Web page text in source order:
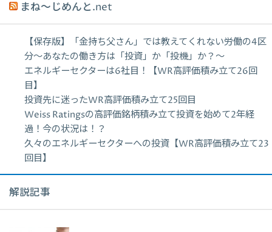
まね～じめんと.net
【保存版】「金持ち父さん」では教えてくれない労働の4区
分〜あなたの働き方は「投資」か「投機」か？〜
エネルギーセクターは6社目！【WR高評価積み立て26回
目】
投資先に迷ったWR高評価積み立て25回目
Weiss Ratingsの高評価銘柄積み立て投資を始めて2年経
過！今の状況は！？
久々のエネルギーセクターへの投資【WR高評価積み立て23
回目】
解説記事